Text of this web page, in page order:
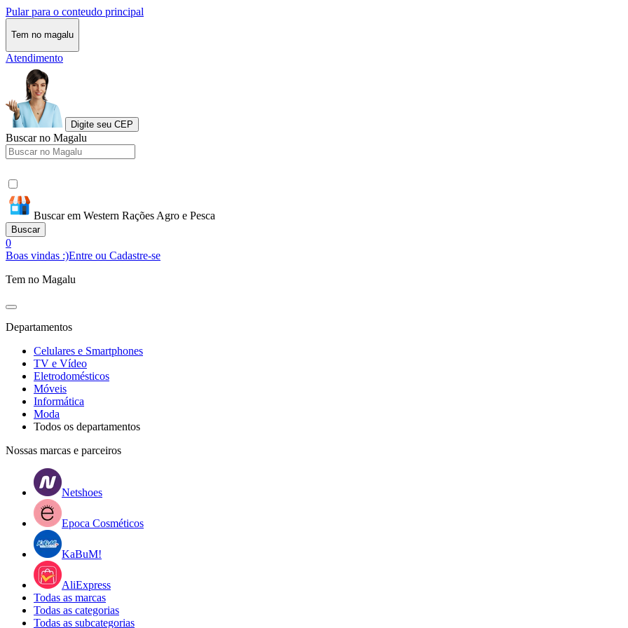
Pular para o conteudo principal
Tem no magalu
Atendimento
Digite seu CEP
Buscar no Magalu
Buscar em Western Rações Agro e Pesca
Buscar
0
Boas vindas :)Entre ou Cadastre-se
Tem no Magalu
Departamentos
Celulares e Smartphones
TV e Vídeo
Eletrodomésticos
Móveis
Informática
Moda
Todos os departamentos
Nossas marcas e parceiros
Netshoes
Epoca Cosméticos
KaBuM!
AliExpress
Todas as marcas
Todas as categorias
Todas as subcategorias